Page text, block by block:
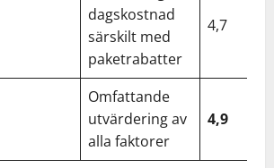
dagskostnad
särskilt med
paketrabatter
4,7
Omfattande
utvärdering av
alla faktorer
4,9